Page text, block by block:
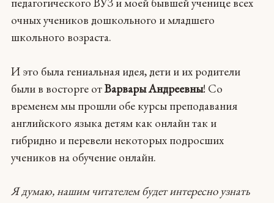
очных учеников дошкольного и младшего
школьного возраста.
И это была гениальная идея, дети и их родители
были в восторге отВарвары Андреевны! Со
временем мы прошли обе курсы преподавания
английского языка детям как онлайн так и
гибридно и перевели некоторых подросших
учеников на обучение онлайн.
Я думаю, нашим читателем будет интересно узнать